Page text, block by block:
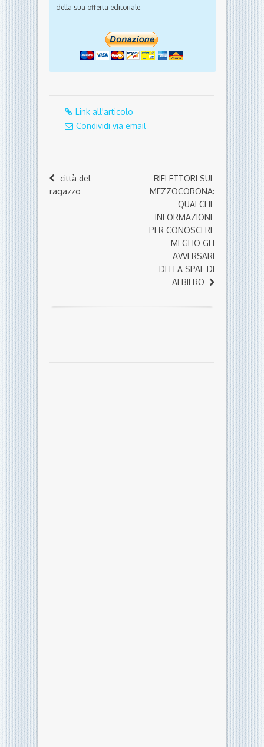
della sua offerta editoriale.
Link all'articolo
Condividi via email
città del
ragazzo
RIFLETTORI SUL
MEZZOCORONA:
QUALCHE
INFORMAZIONE
PER CONOSCERE
MEGLIO GLI
AVVERSARI
DELLA SPAL DI
ALBIERO